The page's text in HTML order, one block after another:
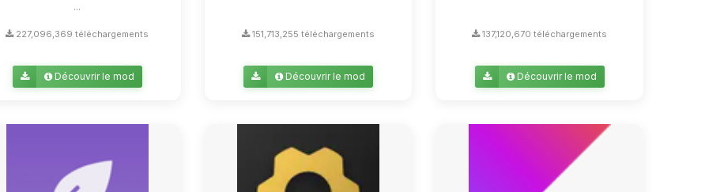
...
227,096,369 téléchargements
Découvrir le mod
151,713,255 téléchargements
Découvrir le mod
137,120,670 téléchargements
Découvrir le mod